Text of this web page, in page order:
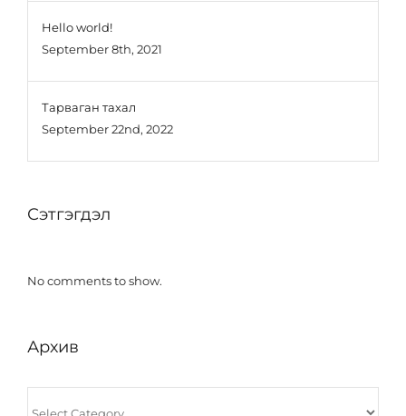
Hello world!
September 8th, 2021
Тарваган тахал
September 22nd, 2022
Сэтгэгдэл
No comments to show.
Архив